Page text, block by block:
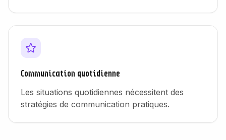
Communication quotidienne
Les situations quotidiennes nécessitent des
stratégies de communication pratiques.